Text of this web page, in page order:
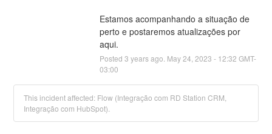
Estamos acompanhando a situação de
perto e postaremos atualizações por
aqui.
Posted 3 years ago. May24 2023 - 12:32 GMT-
03:00
This incident affected: Flow (Integração com RD Station CRM,
Integração com HubSpot).